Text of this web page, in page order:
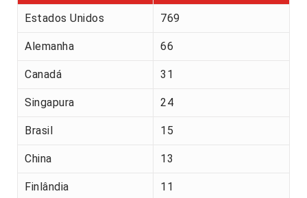
Estados Unidos 769
Alemanha 66
Canadá 31
Singapura 24
Brasil 15
China 13
Finlândia 11